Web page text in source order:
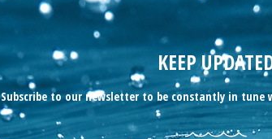
KEEP
Subscribe to our newsletter to be constantly in